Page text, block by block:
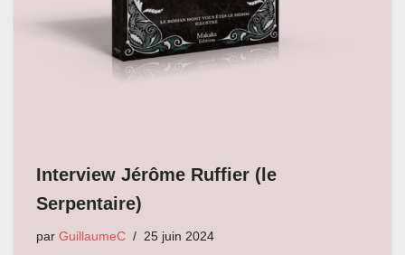
Interview Jérôme Ruffier (le
Serpentaire)
par GuillaumeC 25 juin 2024